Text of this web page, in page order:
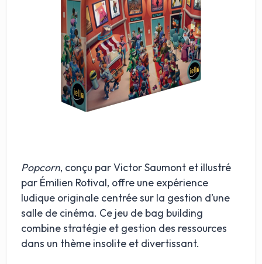
Popcorn, conçu par Victor Saumont et illustré
par Émilien Rotival, offre une expérience
ludique originale centrée sur la gestion d’une
salle de cinéma. Ce jeu de bag building
combine stratégie et gestion des ressources
dans un thème insolite et divertissant.